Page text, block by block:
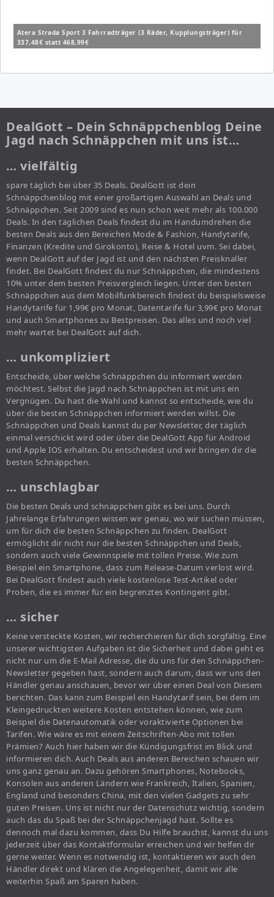
Atera Strada Sport 3 Fahrradträger (3 Räder, Kupplungsträger) für
337,48€ statt 468,99€
DealGott – Dein Schnäppchenblog Deine
Jagd nach Schnäppchen mit uns ist…
… vielfältig
spare täglich bei über 35 Deals. DealGott ist dein
Schnäppchenblog mit einer großartigen Auswahl an Deals und
Schnäppchen. Seit 2009 sind es nun schon weit mehr als 100.000
Deals. In den täglichen Deals findest du im Handumdrehen die
besten Deals aus den Bereichen Mode & Fashion, Handytarife,
Finanzen (Kredite und Girokonto), Reise & Hotel uvm. Sei dabei,
wenn DealGott auf der Jagd ist und den nächsten Preisknaller
findet. Bei DealGott findest du nur Schnäppchen, die mindestens
10% unter dem besten Preisvergleich liegen. Unter den besten
Schnäppchen aus dem Mobilfunkbereich findest du beispielsweise
Handytarife für 1,99€ pro Monat, Datentarife für 3,99€ pro Monat
und auch Smartphones zu Bestpreisen. Das alles und noch viel
mehr wartet bei DealGott auf dich.
… unkompliziert
Entscheide, über welche Schnäppchen du informiert werden
möchtest. Selbst die Jagd nach Schnäppchen ist mit uns ein
Vergnügen. Du hast die Wahl und kannst so entscheide, wie du
über die besten Schnäppchen informiert werden willst. Die
Schnäppchen und Deals kannst du per Newsletter, der täglich
einmal verschickt wird oder über die DealGott App für Android
und Apple IOS erhalten. Du entscheidest und wir bringen dir die
besten Schnäppchen.
… unschlagbar
Die besten Deals und schnäppchen gibt es bei uns. Durch
Jahrelange Erfahrungen wissen wir genau, wo wir suchen müssen,
um für dich die besten Schnäppchen zu finden. DealGott
ermöglicht dir nicht nur die besten Schnäppchen und Deals,
sondern auch viele Gewinnspiele mit tollen Preise. Wie zum
Beispiel ein Smartphone, dass zum Release-Datum verlost wird.
Bei DealGott findest auch viele kostenlose Test-Artikel oder
Proben, die es immer für ein begrenztes Kontingent gibt.
… sicher
Keine versteckte Kosten, wir recherchieren für dich sorgfältig. Eine
unserer wichtigsten Aufgaben ist die Sicherheit und dabei geht es
nicht nur um die E-Mail Adresse, die du uns für den Schnäppchen-
Newsletter gegeben hast, sondern auch darum, dass wir uns den
Händler genau anschauen, bevor wir über einen Deal von Diesem
berichten. Das kann zum Beispiel ein Handytarif sein, bei dem im
Kleingedruckten weitere Kosten entstehen können, wie zum
Beispiel die Datenautomatik oder voraktivierte Optionen bei
Tarifen. Wie wäre es mit einem Zeitschriften-Abo mit tollen
Prämien? Auch hier haben wir die Kündigungsfrist im Blick und
informieren dich. Auch Deals aus anderen Bereichen schauen wir
uns ganz genau an. Dazu gehören Smartphones, Notebooks,
Konsolen aus anderen Ländern wie Frankreich, Italien, Spanien,
England und besonders China, mit den vielen Gadgets zu sehr
guten Preisen. Uns ist nicht nur der Datenschutz wichtig, sondern
auch das du Spaß bei der Schnäppchenjagd hast. Sollte es
dennoch mal dazu kommen, dass Du Hilfe brauchst, kannst du uns
jederzeit über das Kontaktformular erreichen und wir helfen dir
gerne weiter. Wenn es notwendig ist, kontaktieren wir auch den
Händler direkt und klären die Angelegenheit, damit wir alle
weiterhin Spaß am Sparen haben.